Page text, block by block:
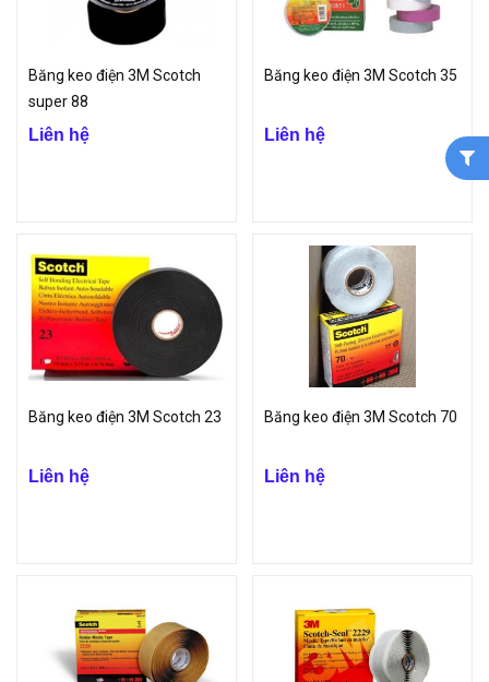
Băng keo điện 3M Scotch
super 88
Liên hệ
Băng keo điện 3M Scotch 35
Liên hệ
Băng keo điện 3M Scotch 23
Liên hệ
Băng keo điện 3M Scotch 70
Liên hệ